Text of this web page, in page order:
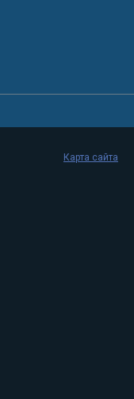
Карта сайта